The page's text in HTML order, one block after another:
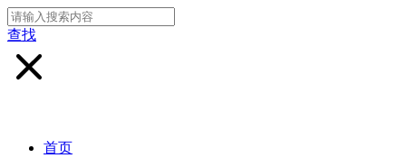
查找
首页